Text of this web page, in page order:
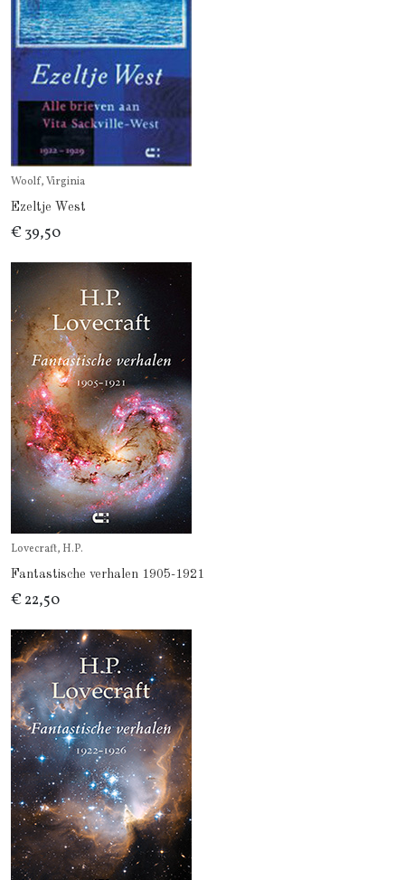
Woolf, Virginia
Ezeltje West
€ 39,50
Lovecraft, H.P.
Fantastische verhalen 1905-1921
€ 22,50